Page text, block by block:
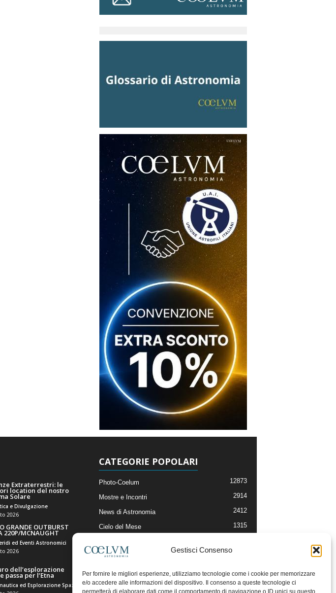
Gestisci Consenso
Per fornire le migliori esperienze, utilizziamo tecnologie come i cookie per memorizzare
e/o accedere alle informazioni del dispositivo. Il consenso a queste tecnologie ci
permetterà di elaborare dati come il comportamento di navigazione o ID unici su questo
Extraterrestri: le
location del nostro
Solare
e Divulgazione
2026
GRANDE OUTBURST
220P/MCNAUGHT
ed Eventi Astronomici
2026
dell’esplorazione
passa per l’Etna
CATEGORIE POPOLARI
Photo-Coelum 12873
Mostre e Incontri 2914
News di Astronomia 2412
Cielo del Mese 1315
Articoli e Risorse On-Line
Il Blog della Redazione